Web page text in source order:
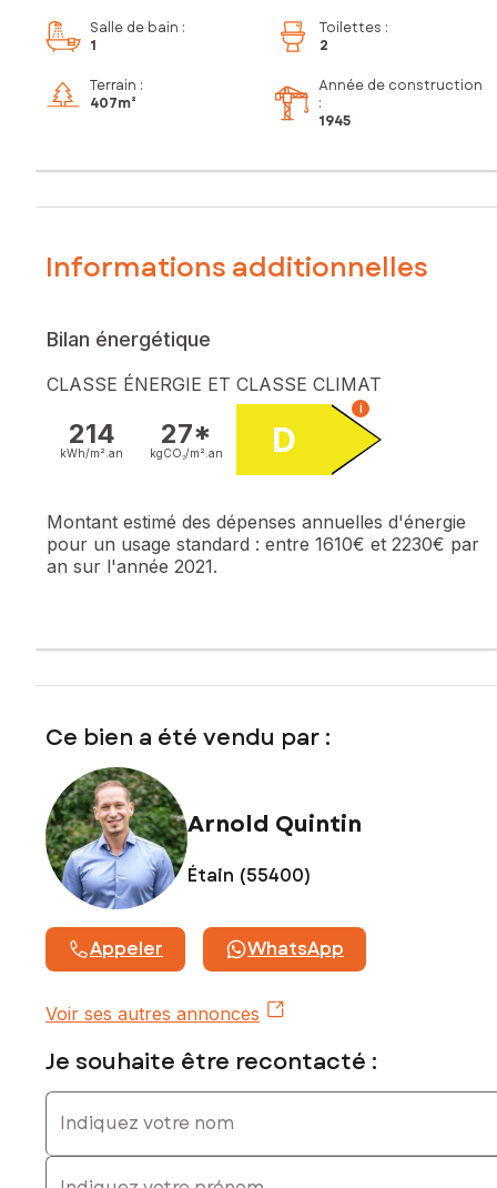
Salle de bain :
1
Toilettes :
2
Terrain :
407m²
Année de construction
:
1945
Informations additionnelles
Bilan énergétique
CLASSE ÉNERGIE ET CLASSE CLIMAT
214
kWh/m². an
27*
kgCO₂/m². an D
i
Montant estimé des dépenses annuelles d'énergie
pour un usage standard : entre 1610€ et 2230€ par
an sur l'année 2021.
Ce bien a été vendu par :
Arnold Quintin
Étain (55400)
Appeler WhatsApp
Voir ses autres annonces
Je souhaite être recontacté :
Indiquez votre nom
Indiquez votre prénom